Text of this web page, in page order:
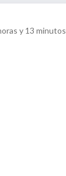
y 13 minutos